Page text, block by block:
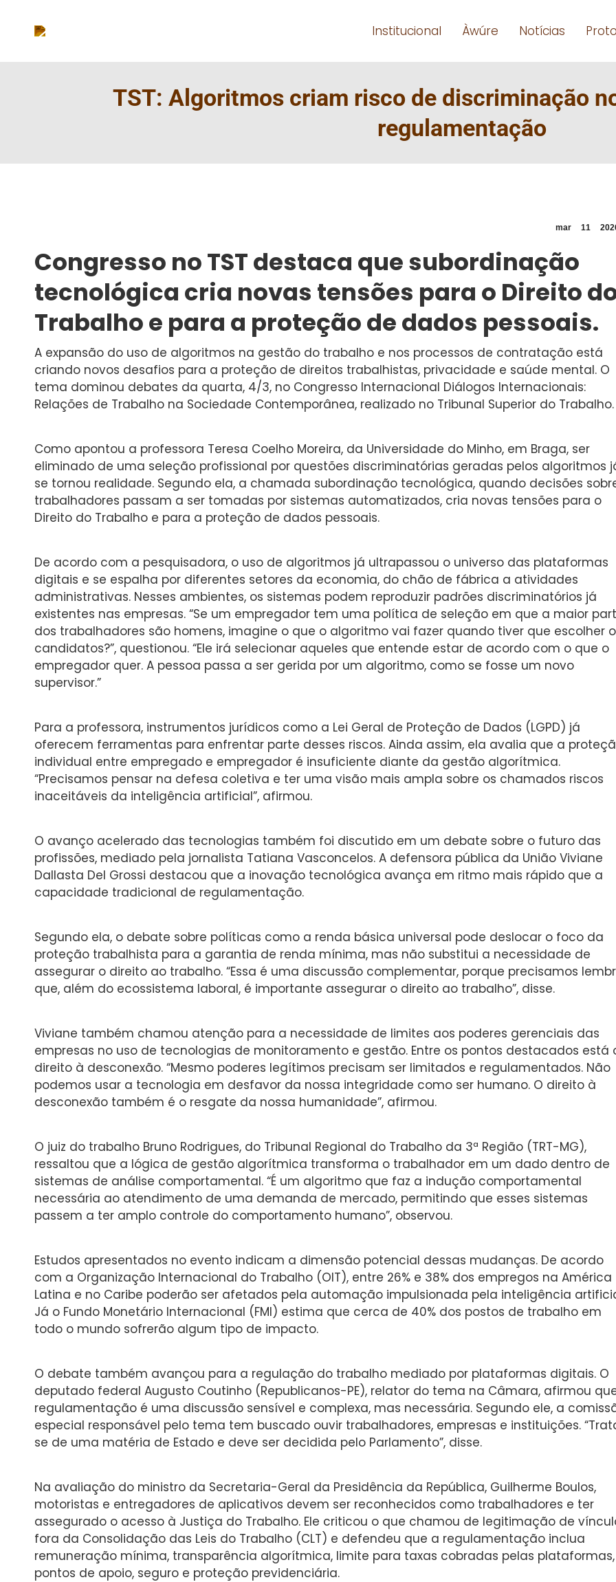
Institucional Àwúre Notícias
TST: Algoritmos criam risco de discriminação
regulamentação
mar 11
Congresso no TST destaca que subordinação
tecnológica cria novas tensões para o Direito
Trabalho e para a proteção de dados pessoais.
A expansão do uso de algoritmos na gestão do trabalho e nos processos de contratação está
criando novos desafios para a proteção de direitos trabalhistas, privacidade e saúde mental. O
tema dominou debates da quarta, 4/3, no Congresso Internacional Diálogos Internacionais:
Relações de Trabalho na Sociedade Contemporânea, realizado no Tribunal Superior do Trabalho.
Como apontou a professora Teresa Coelho Moreira, da Universidade do Minho, em Braga, ser
eliminado de uma seleção profissional por questões discriminatórias geradas pelos algoritmos
se tornou realidade. Segundo ela, a chamada subordinação tecnológica, quando decisões
trabalhadores passam a ser tomadas por sistemas automatizados, cria novas tensões para o
Direito do Trabalho e para a proteção de dados pessoais.
De acordo com a pesquisadora, o uso de algoritmos já ultrapassou o universo das plataformas
digitais e se espalha por diferentes setores da economia, do chão de fábrica a atividades
administrativas. Nesses ambientes, os sistemas podem reproduzir padrões discriminatórios já
existentes nas empresas. “Se um empregador tem uma política de seleção em que a maior
dos trabalhadores são homens, imagine o que o algoritmo vai fazer quando tiver que escolher
candidatos?”, questionou. “Ele irá selecionar aqueles que entende estar de acordo com o que o
empregador quer. A pessoa passa a ser gerida por um algoritmo, como se fosse um novo
supervisor.”
Para a professora, instrumentos jurídicos como a Lei Geral de Proteção de Dados (LGPD) já
oferecem ferramentas para enfrentar parte desses riscos. Ainda assim, ela avalia que a
individual entre empregado e empregador é insuficiente diante da gestão algorítmica.
“Precisamos pensar na defesa coletiva e ter uma visão mais ampla sobre os chamados riscos
inaceitáveis da inteligência artificial”, afirmou.
O avanço acelerado das tecnologias também foi discutido em um debate sobre o futuro das
profissões, mediado pela jornalista Tatiana Vasconcelos. A defensora pública da União Viviane
Dallasta Del Grossi destacou que a inovação tecnológica avança em ritmo mais rápido que a
capacidade tradicional de regulamentação.
Segundo ela, o debate sobre políticas como a renda básica universal pode deslocar o foco da
proteção trabalhista para a garantia de renda mínima, mas não substitui a necessidade de
assegurar o direito ao trabalho. “Essa é uma discussão complementar, porque precisamos
que, além do ecossistema laboral, é importante assegurar o direito ao trabalho”, disse.
Viviane também chamou atenção para a necessidade de limites aos poderes gerenciais das
empresas no uso de tecnologias de monitoramento e gestão. Entre os pontos destacados está
direito à desconexão. “Mesmo poderes legítimos precisam ser limitados e regulamentados. Não
podemos usar a tecnologia em desfavor da nossa integridade como ser humano. O direito à
desconexão também é o resgate da nossa humanidade”, afirmou.
O juiz do trabalho Bruno Rodrigues, do Tribunal Regional do Trabalho da 3ª Região (TRT-MG),
ressaltou que a lógica de gestão algorítmica transforma o trabalhador em um dado dentro de
sistemas de análise comportamental. “É um algoritmo que faz a indução comportamental
necessária ao atendimento de uma demanda de mercado, permitindo que esses sistemas
passem a ter amplo controle do comportamento humano”, observou.
Estudos apresentados no evento indicam a dimensão potencial dessas mudanças. De acordo
com a Organização Internacional do Trabalho (OIT), entre 26% e 38% dos empregos na América
Latina e no Caribe poderão ser afetados pela automação impulsionada pela inteligência
Já o Fundo Monetário Internacional (FMI) estima que cerca de 40% dos postos de trabalho em
todo o mundo sofrerão algum tipo de impacto.
O debate também avançou para a regulação do trabalho mediado por plataformas digitais. O
deputado federal Augusto Coutinho (Republicanos-PE), relator do tema na Câmara, afirmou
regulamentação é uma discussão sensível e complexa, mas necessária. Segundo ele, a
especial responsável pelo tema tem buscado ouvir trabalhadores, empresas e instituições.
se de uma matéria de Estado e deve ser decidida pelo Parlamento”, disse.
Na avaliação do ministro da Secretaria-Geral da Presidência da República, Guilherme Boulos,
motoristas e entregadores de aplicativos devem ser reconhecidos como trabalhadores e ter
assegurado o acesso à Justiça do Trabalho. Ele criticou o que chamou de legitimação de
fora da Consolidação das Leis do Trabalho (CLT) e defendeu que a regulamentação inclua
remuneração mínima, transparência algorítmica, limite para taxas cobradas pelas plataformas,
pontos de apoio, seguro e proteção previdenciária.